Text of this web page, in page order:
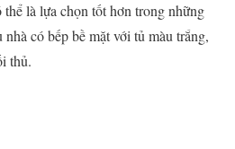
là lựa chọn tốt hơn trong những
có bếp bề mặt với tủ màu trắng,
thủ.